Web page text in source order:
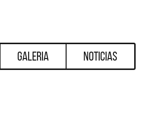
Galeria Noticias
DESTACADOS